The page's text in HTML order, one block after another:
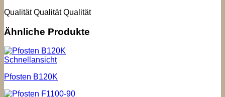
Qualität Qualität Qualität
Ähnliche Produkte
Schnellansicht
Pfosten B120K